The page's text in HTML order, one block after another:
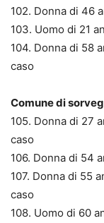
102. Donna di 46
103. Uomo di 21
104. Donna di 58
caso
Comune di
105. Donna di 27
caso
106. Donna di 54
107. Donna di 55
caso
108. Uomo di 60